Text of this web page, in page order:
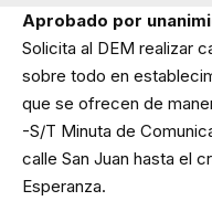
Aprobado por
Solicita al DEM realizar
sobre todo en
que se ofrecen de
-S/T Minuta de
calle San Juan hasta el
Esperanza.